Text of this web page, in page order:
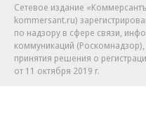
Сетевое издание
kommersant.ru)
по надзору в сфере связи,
коммуникаций
принятия решения о
от 11 октября 2019 г.